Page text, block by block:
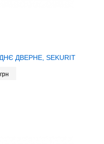
ДВЕРНЕ, SEKURIT
грн